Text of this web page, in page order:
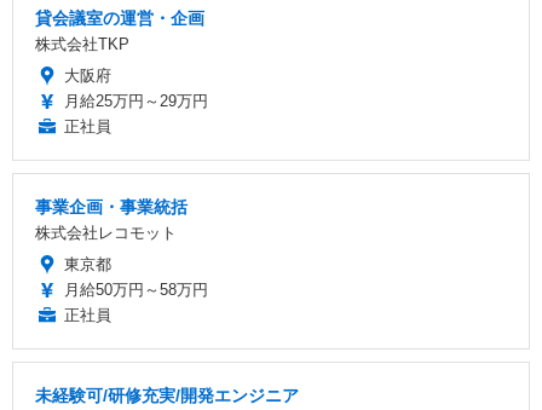
貸会議室の運営・企画
株式会社TKP
大阪府
月給25万円～29万円
正社員
事業企画・事業統括
株式会社レコモット
東京都
月給50万円～58万円
正社員
未経験可/研修充実/開発エンジニア